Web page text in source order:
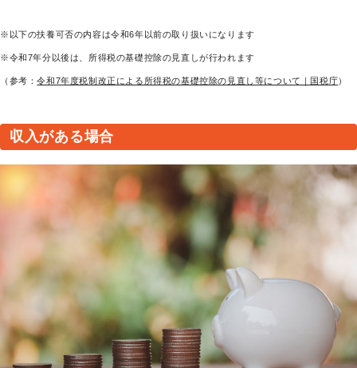
※以下の扶養可否の内容は令和6年以前の取り扱いになります
※令和7年分以後は、所得税の基礎控除の見直しが行われます
（参考：令和7年度税制改正による所得税の基礎控除の見直し等について｜国税庁）
収入がある場合